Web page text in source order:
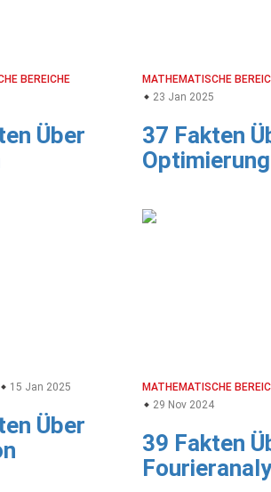
BEREICHE
Über
MATHEMATISCHE
23 Jan 2025
37 Fakten
Optimierung
15 Jan 2025
Über
MATHEMATISCHE
29 Nov 2024
39 Fakten